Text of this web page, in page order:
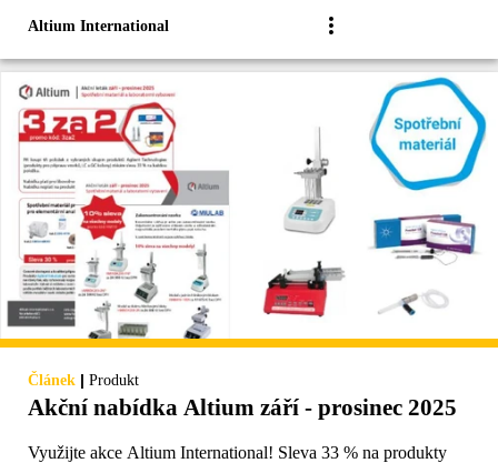
Altium International
Článek | Produkt
Akční nabídka Altium září - prosinec 2025
Využijte akce Altium International! Sleva 33 % na produkty